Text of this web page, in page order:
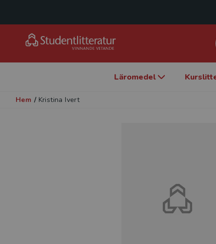
Läromedel
Hem / Kristina Ivert